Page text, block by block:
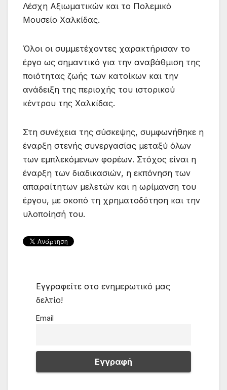
Λέσχη Αξιωματικών και το Πολεμικό
Μουσείο Χαλκίδας.
Όλοι οι συμμετέχοντες χαρακτήρισαν το
έργο ως σημαντικό για την αναβάθμιση της
ποιότητας ζωής των κατοίκων και την
ανάδειξη της περιοχής του ιστορικού
κέντρου της Χαλκίδας.
Στη συνέχεια της σύσκεψης, συμφωνήθηκε η
έναρξη στενής συνεργασίας μεταξύ όλων
των εμπλεκόμενων φορέων. Στόχος είναι η
έναρξη των διαδικασιών, η εκπόνηση των
απαραίτητων μελετών και η ωρίμανση του
έργου, με σκοπό τη χρηματοδότηση και την
υλοποίησή του.
Εγγραφείτε στο ενημερωτικό μας
δελτίο!
Email